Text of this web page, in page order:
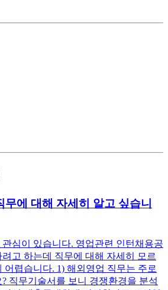
무에 대해 자세히 알고 싶습니
심이 있습니다. 영업관련 인턴채용공
고 하는데 직무에 대해 자세히 모르
어렵습니다. 1) 해외영업 직무는 주로
직무기술서를 보니 경쟁환경을 분석